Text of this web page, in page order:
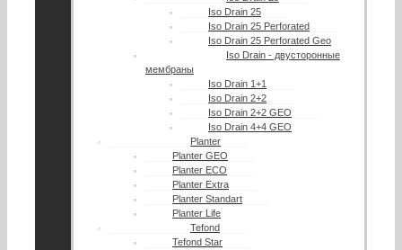
Iso Drain 25
Iso Drain 25 Perforated
Iso Drain 25 Perforated Geo
Iso Drain - двусторонные
мембраны
Iso Drain 1+1
Iso Drain 2+2
Iso Drain 2+2 GEO
Iso Drain 4+4 GEO
Planter
Planter GEO
Planter ECO
Planter Extra
Planter Standart
Planter Life
Tefond
Tefond Star